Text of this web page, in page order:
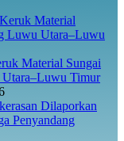
Material Sungai
Utara–Luwu Timur